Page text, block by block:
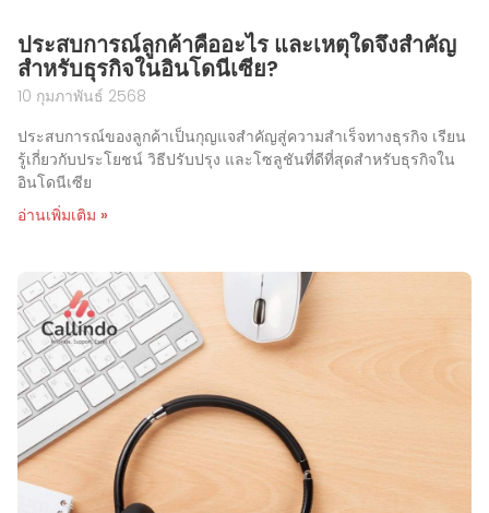
ประสบการณ์ลูกค้าคืออะไร และเหตุใดจึงสำคัญ
สำหรับธุรกิจในอินโดนีเซีย?
10 กุมภาพันธ์ 2568
ประสบการณ์ของลูกค้าเป็นกุญแจสำคัญสู่ความสำเร็จทางธุรกิจ เรียน
รู้เกี่ยวกับประโยชน์ วิธีปรับปรุง และโซลูชันที่ดีที่สุดสำหรับธุรกิจใน
อินโดนีเซีย
อ่านเพิ่มเติม »